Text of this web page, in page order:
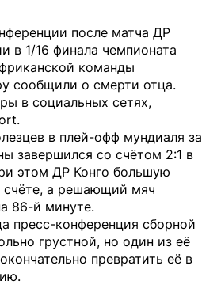
после матча ДР
в 1/16 финала чемпионата
команды
сообщили о смерти отца.
в социальных сетях,
.
в плей-офф мундиаля за
завершился со счётом 2:1 в
этом ДР Конго большую
счёте, а решающий мяч
86-й минуте.
пресс-конференция сборной
грустной, но один из её
превратить её в